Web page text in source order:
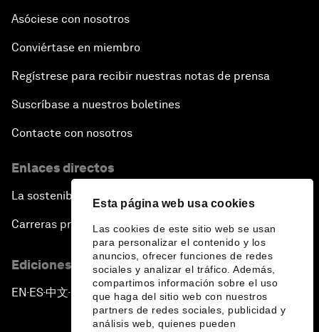
Esta página web usa cookies
Las cookies de este sitio web se usan
para personalizar el contenido y los
anuncios, ofrecer funciones de redes
sociales y analizar el tráfico. Además,
compartimos información sobre el uso
que haga del sitio web con nuestros
partners de redes sociales, publicidad y
análisis web, quienes pueden
Asóciese con nosotros
Conviértase en miembro
Regístrese para recibir nuestras notas de prensa
Suscríbase a nuestros boletines
Contacte con nosotros
Enlaces directos
La sostenibilidad en el Foro
Carreras profesionales
Ediciones en otros idiomas
EN ▪ES▪中文▪ 日本語